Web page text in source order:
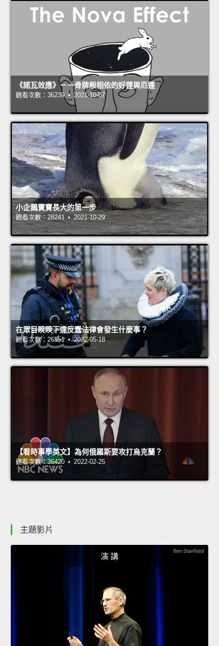
《諾瓦效應》－－骨牌般相依的好運與厄運
觀看次數：36239 • 2021-10-07
小企鵝寶寶長大的第一步
觀看次數：28241 • 2021-10-29
在眾目睽睽下違反蠢法律會發生什麼事？
觀看次數：26551 • 2022-05-18
【看時事學英文】為何俄羅斯要攻打烏克蘭？
觀看次數：36420 • 2022-02-25
主題影片
演 講